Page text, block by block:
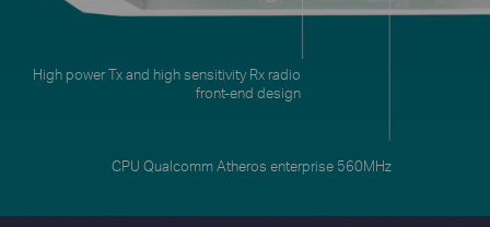
CPU Qualcomm Atheros enterprise 560MHz